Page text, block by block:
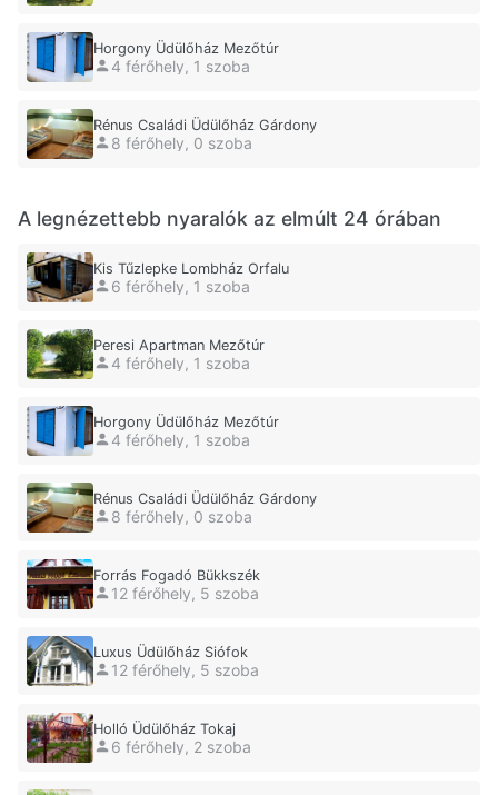
Horgony Üdülőház Mezőtúr
4 férőhely, 1 szoba
Rénus Családi Üdülőház Gárdony
8 férőhely, 0 szoba
A legnézettebb nyaralók az elmúlt 24 órában
Kis Tűzlepke Lombház Orfalu
6 férőhely, 1 szoba
Peresi Apartman Mezőtúr
4 férőhely, 1 szoba
Horgony Üdülőház Mezőtúr
4 férőhely, 1 szoba
Rénus Családi Üdülőház Gárdony
8 férőhely, 0 szoba
Forrás Fogadó Bükkszék
12 férőhely, 5 szoba
Luxus Üdülőház Siófok
12 férőhely, 5 szoba
Holló Üdülőház Tokaj
6 férőhely, 2 szoba